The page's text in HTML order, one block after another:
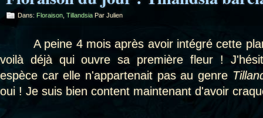
Dans: Floraison Tillandsia Par Julien
A peine 4 mois après avoir intégré cette
voilà déjà qui ouvre sa première fleur !
espèce car elle n'appartenait pas au genre
oui ! Je suis bien content maintenant d'avoir